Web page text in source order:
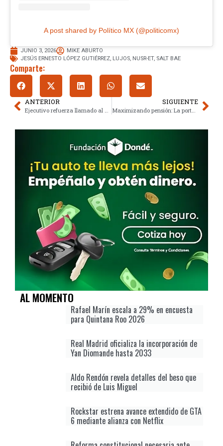
A post shared by Político MX (@politicomx)
JUNIO 3, 2026
MIKE ABURTO
JESÚS ERNESTO LÓPEZ GUTIÉRREZ, LUJOS, NUSR-ET, SALT BAE
Comparte:
ANTERIOR
Ejecutivo refuerza llamado al diálogo con CNTE frente a bloqueos educativos
SIGUIENTE
Maximizando pensión: La portabilidad de derechos IMSS-ISSSTE
AL MOMENTO
Rafael Marín escala a 29% en encuesta
para Quintana Roo 2026
Real Madrid oficializa la incorporación de
Yan Diomande hasta 2033
Aldo Rendón revela detalles del beso que
recibió de Luis Miguel
Rockstar estrena avance extendido de GTA
6 mediante alianza con Netflix